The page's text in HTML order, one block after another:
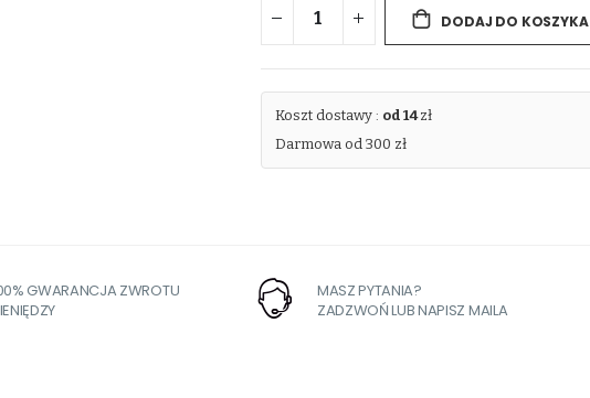
DODAJ DO KOSZYKA
Koszt dostawy : od 14zł
Darmowa od 300 zł
GWARANCJA ZWROTU
MASZ PYTANIA?
ZADZWOŃ LUB NAPISZ MAILA